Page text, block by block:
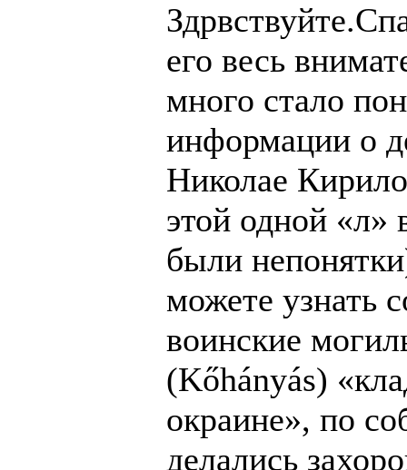
его весь
много стало
информации о
Николае
этой одной «л»
были
можете узнать
воинские
(Kőhányás)
окраине», по
делались